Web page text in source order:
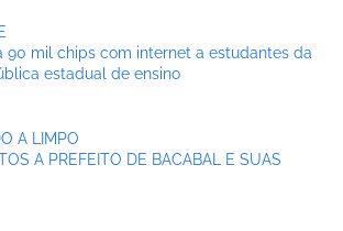
90 mil chips com internet a estudantes da
estadual de ensino
A LIMPO
A PREFEITO DE BACABAL E SUAS